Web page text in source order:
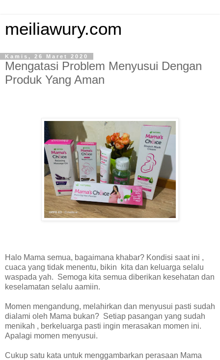
meiliawury.com
Kamis, 26 Maret 2020
Mengatasi Problem Menyusui Dengan
Produk Yang Aman
Halo Mama semua, bagaimana khabar? Kondisi saat ini ,
cuaca yang tidak menentu, bikin kita dan keluarga selalu
waspada yah. Semoga kita semua diberikan kesehatan dan
keselamatan selalu aamiin.
Momen mengandung, melahirkan dan menyusui pasti sudah
dialami oleh Mama bukan? Setiap pasangan yang sudah
menikah , berkeluarga pasti ingin merasakan momen ini.
Apalagi momen menyusui.
Cukup satu kata untuk menggambarkan perasaan Mama